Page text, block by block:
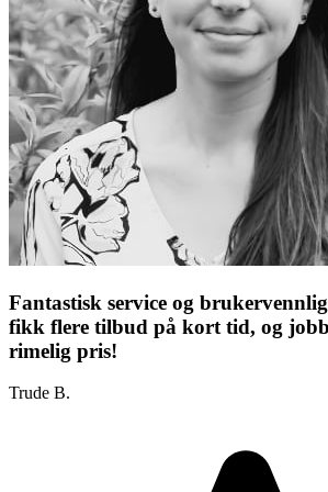
Fantastisk service og
fikk flere tilbud på kort tid, og
rimelig pris!
Trude B.